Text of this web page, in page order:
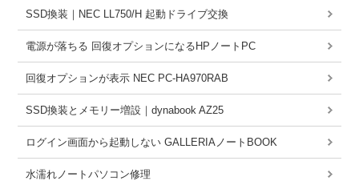
SSD換装｜NEC LL750/H 起動ドライブ交換
電源が落ちる 回復オプションになるHPノートPC
回復オプションが表示 NEC PC-HA970RAB
SSD換装とメモリー増設｜dynabook AZ25
ログイン画面から起動しない GALLERIAノートBOOK
水濡れノートパソコン修理